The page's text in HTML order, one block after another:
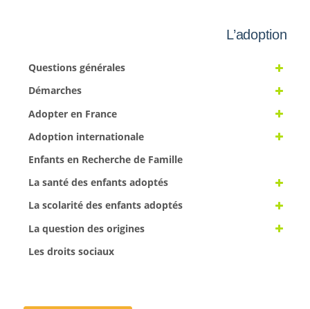
L’adoption
Questions générales
Démarches
Adopter en France
Adoption internationale
Enfants en Recherche de Famille
La santé des enfants adoptés
La scolarité des enfants adoptés
La question des origines
Les droits sociaux